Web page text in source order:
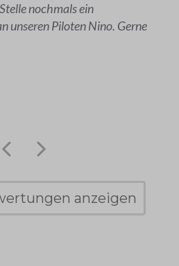
nochmals ein
unseren Piloten Nino. Gerne
anzeigen